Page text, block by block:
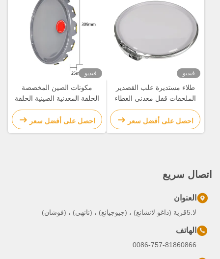
فيديو
طلاء مستديرة علب القصدير
الملحقات قفل معدني الغطاء
حلقة ل 1-5 جالون علب
القصدير
احصل على أفضل سعر
فيديو
مكونات الصين المخصصة
الحلقة المعدنية الصينية الحلقة
المعدنية الغطاء مع غطاء PVC
احصل على أفضل سعر
اتصال سريع
العنوان
لا.5قرية (داغو لانشانغ) ، (جيوجيانغ) ، (نانهي) ، (فوشان)
الهاتف
0086-757-81860866